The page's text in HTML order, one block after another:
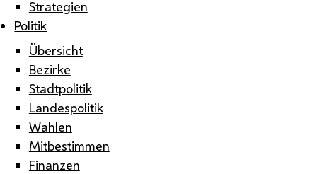
Strategien
Politik
Übersicht
Bezirke
Stadtpolitik
Landespolitik
Wahlen
Mitbestimmen
Finanzen